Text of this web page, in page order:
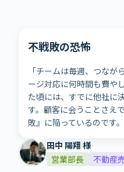
不戦敗の恐怖
「チームは毎週、つなが
ージ対応に何時間も費や
た頃には、すでに他社に
す。顧客に会うことさえ
敗』に陥っているのです。
田中 陽翔 様
営業部長
不動産